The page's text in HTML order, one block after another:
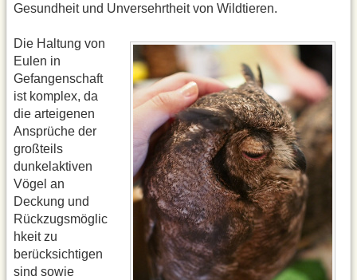
Gesundheit und Unversehrtheit von Wildtieren.
Die Haltung von
Eulen in
Gefangenschaft
ist komplex, da
die arteigenen
Ansprüche der
großteils
dunkelaktiven
Vögel an
Deckung und
Rückzugsmöglic
hkeit zu
berücksichtigen
sind sowie